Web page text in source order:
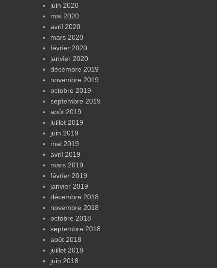
juin 2020
mai 2020
avril 2020
mars 2020
février 2020
janvier 2020
décembre 2019
novembre 2019
octobre 2019
septembre 2019
août 2019
juillet 2019
juin 2019
mai 2019
avril 2019
mars 2019
février 2019
janvier 2019
décembre 2018
novembre 2018
octobre 2018
septembre 2018
août 2018
juillet 2018
juin 2018